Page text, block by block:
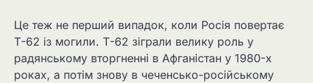
Це теж не перший випадок, коли Росія повертає
Т-62 із могили. Т-62 зіграли велику роль у
радянському вторгненні в Афганістан у 1980-х
роках, а потім знову в чеченсько-російському